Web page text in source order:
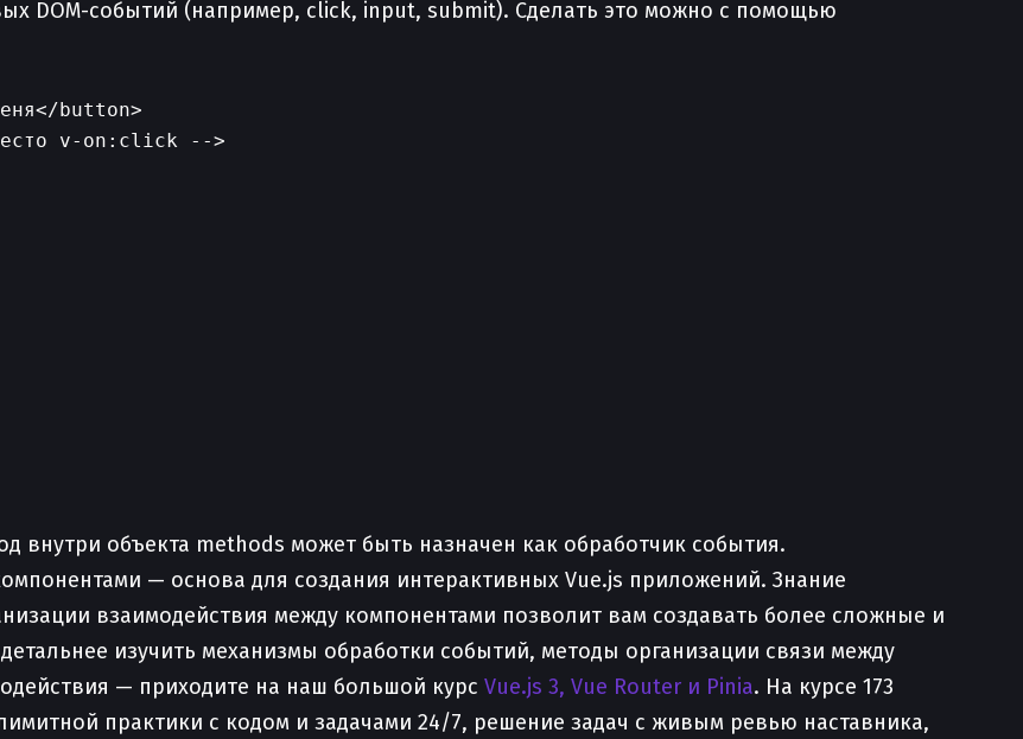
DOM-событий (например, click, input, submit). Сделать это можно с помощью
button>
v-on:click -->
внутри объекта methods может быть назначен как обработчик события.
— основа для создания интерактивных Vue.js приложений. Знание
взаимодействия между компонентами позволит вам создавать более сложные и
изучить механизмы обработки событий, методы организации связи между
— приходите на наш большой курс Vue.js 3, Vue Router и Pinia. На курсе 173
практики с кодом и задачами 24/7, решение задач с живым ревью наставника,